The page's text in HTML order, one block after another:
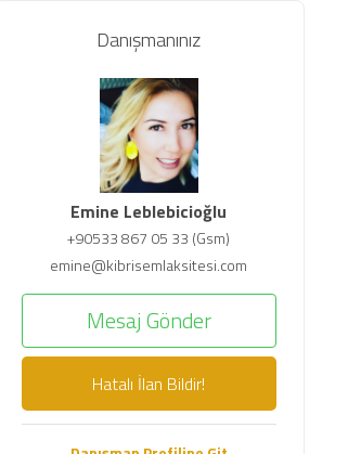
Danışmanınız
Emine Leblebicioğlu
+90533 867 05 33 (Gsm)
emine@kibrisemlaksitesi.com
Mesaj Gönder
Hatalı İlan Bildir!